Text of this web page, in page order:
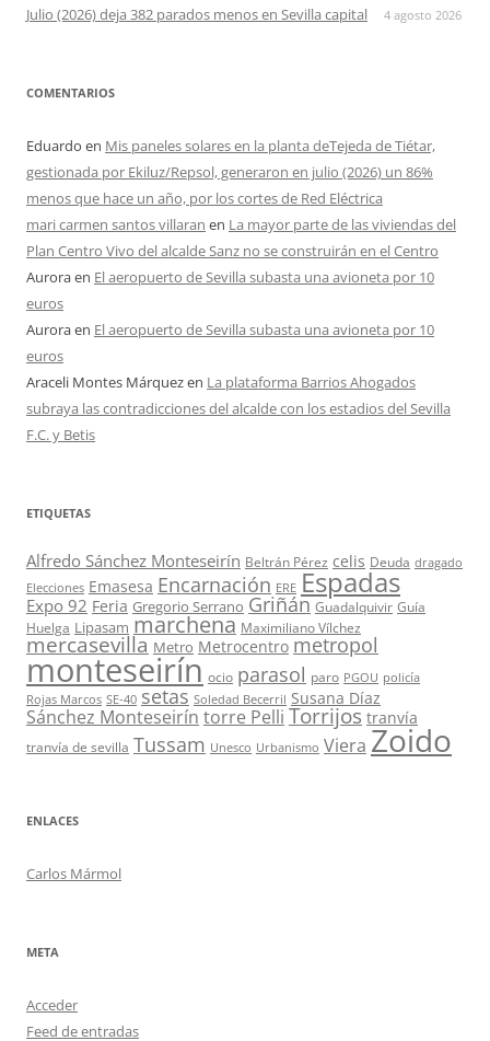
Julio (2026) deja 382 parados menos en Sevilla capital 4 agosto 2026
COMENTARIOS
Eduardo en Mis paneles solares en la planta deTejeda de Tiétar,
gestionada por Ekiluz/Repsol, generaron en julio (2026) un 86%
menos que hace un año, por los cortes de Red Eléctrica
mari carmen santos villaran en La mayor parte de las viviendas del
Plan Centro Vivo del alcalde Sanz no se construirán en el Centro
Auroraen El aeropuerto de Sevilla subasta una avioneta por 10
euros
Auroraen El aeropuerto de Sevilla subasta una avioneta por 10
euros
Araceli Montes Márquezen La plataforma Barrios Ahogados
subraya las contradicciones del alcalde con los estadios del Sevilla
F.C. y Betis
ETIQUETAS
Alfredo Sánchez Monteseirín Beltrán Pérez celis Deuda dragado
Elecciones Emasesa Encarnación ERE Espadas
Expo 92 Feria Gregorio Serrano Griñán Guadalquivir Guía
Huelga Lipasam marchena Maximiliano Vílchez
mercasevilla Metro Metrocentro metropol
monteseirín ocio parasol paro PGOU policía
Rojas Marcos SE-40 setas Soledad Becerril Susana Díaz
Sánchez Monteseirín torre Pelli Torrijos tranvía
tranvía de sevilla Tussam Unesco Urbanismo Viera Zoido
ENLACES
Carlos Mármol
META
Acceder
Feed de entradas